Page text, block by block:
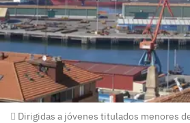
Dirigidas a jóvenes titulados menores